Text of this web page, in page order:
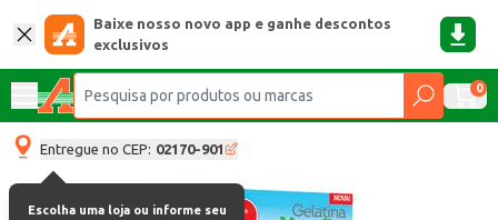
Baixe nosso novo app e ganhe descontos
exclusivos
0
Entregue no CEP: 02170-901
Escolha uma loja ou informe seu